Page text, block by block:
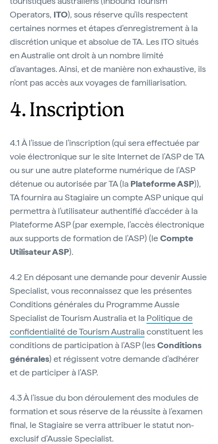
Operators, ITO), sous réserve qu'ils respectent
certaines normes et étapes d'enregistrement à la
discrétion unique et absolue de TA. Les ITO situés
en Australie ont droit à un nombre limité
d'avantages. Ainsi, et de manière non exhaustive, ils
n'ont pas accès aux voyages de familiarisation.
4. Inscription
4.1 À l'issue de l'inscription (qui sera effectuée par
voie électronique sur le site Internet de l'ASP de TA
ou sur une autre plateforme numérique de l'ASP
détenue ou autorisée par TA (la Plateforme ASP)),
TA fournira au Stagiaire un compte ASP unique qui
permettra à l'utilisateur authentifié d'accéder à la
Plateforme ASP (par exemple, l'accès électronique
aux supports de formation de l'ASP) (leCompte
Utilisateur ASP).
4.2 En déposant une demande pour devenir Aussie
Specialist, vous reconnaissez que les présentes
Conditions générales du Programme Aussie
Specialist de Tourism Australia et la Politique de
confidentialité de Tourism Australiaconstituent les
conditions de participation à l'ASP (lesConditions
générales) et régissent votre demande d'adhérer
et de participer à l'ASP.
4.3 À l'issue du bon déroulement des modules de
formation et sous réserve de la réussite à l'examen
final, le Stagiaire se verra attribuer le statut non-
exclusif d'Aussie Specialist.